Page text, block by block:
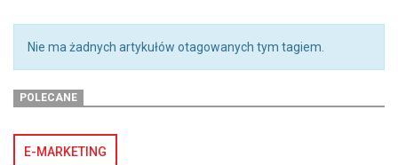
Nie ma żadnych artykułów otagowanych tym tagiem.
POLECANE
E-MARKETING